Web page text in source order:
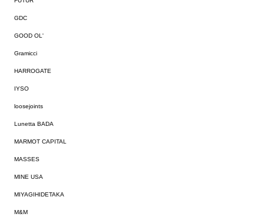
GDC
GOOD OL'
Gramicci
HARROGATE
IYSO
loosejoints
Lunetta BADA
MARMOT CAPITAL
MASSES
MINE USA
MIYAGIHIDETAKA
M&M